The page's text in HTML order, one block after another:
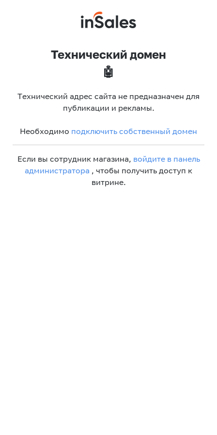
Технический домен
🤖
Технический адрес сайта не предназначен для
публикации и рекламы.
Необходимо подключить собственный домен
Если вы сотрудник магазина, войдите в панель
администратора , чтобы получить доступ к
витрине.